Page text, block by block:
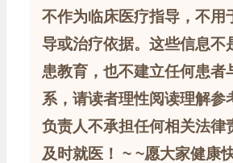
不作为临床医疗指导，不用
导或治疗依据。这些信息不
患教育，也不建立任何患者
系，请读者理性阅读理解参
负责人不承担任何相关法律
及时就医！ ~ ~愿大家健康